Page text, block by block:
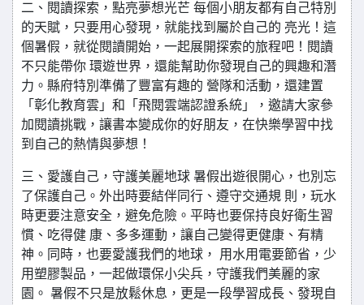
二、閱讀探索，點亮夢想光芒 每個小朋友都有自己特別
的天賦，只要用心發現，就能找到屬於自己的 亮光！這
個暑假，就從閱讀開始，一起展開探索的旅程吧！閱讀
不只能帶你 環遊世界，還能幫助你發現自己的興趣和潛
力。縣府特別準備了豐富有趣的 營隊和活動，還建置
「彰化教育雲」和「飛閱雲端認證系統」，邀請大家參
加閱讀挑戰，讓書本變成你的好朋友，在快樂學習中找
到自己的熱情與夢想！
三、愛護自己，守護美麗地球 暑假出遊很開心，也別忘
了保護自己。外出時要結伴同行、遵守交通規 則，玩水
時更要注意安全，避免危險。平時也要保持良好衛生習
慣、吃得健 康、多多運動，讓自己變得更健康、有精
神。同時，也要愛護我們的地球， 用水用電要節省，少
用塑膠製品，一起做環保小尖兵，守護我們美麗的家
園。 暑假不只是放鬆休息，更是一段學習成長、發現自